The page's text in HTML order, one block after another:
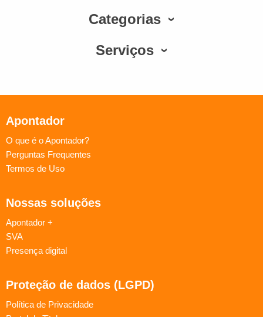
Categorias
Serviços
Apontador
O que é o Apontador?
Perguntas Frequentes
Termos de Uso
Nossas soluções
Apontador +
SVA
Presença digital
Proteção de dados (LGPD)
Política de Privacidade